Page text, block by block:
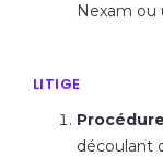
Nexam ou
LITIGE
découlant